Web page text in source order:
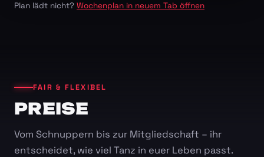
Plan lädt nicht? Wochenplan in neuem Tab öffnen
FAIR & FLEXIBEL
PREISE
Vom Schnuppern bis zur Mitgliedschaft – ihr
entscheidet, wie viel Tanz in euer Leben passt.